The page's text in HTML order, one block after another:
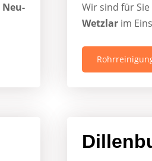
Neu-
Wir sind für
Wetzlar im